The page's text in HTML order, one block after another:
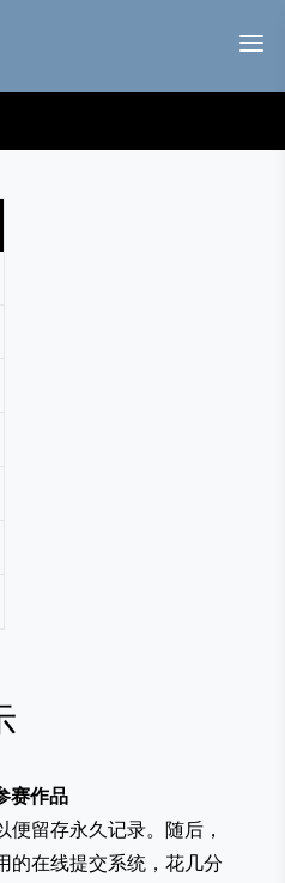
赛作品
留存永久记录。随后，
的在线提交系统，花几分